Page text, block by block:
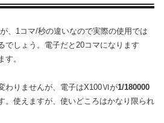
、1コマ/秒の違いなので実際の使用では
でしょう。電子だと20コマになります
。
わりませんが、電子はX100Ⅵが1/180000
。使えますが、使いどころはかなり限られ